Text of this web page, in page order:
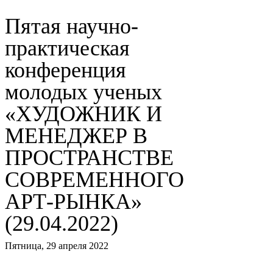
Пятая научно-
практическая
конференция
молодых ученых
«ХУДОЖНИК И
МЕНЕДЖЕР В
ПРОСТРАНСТВЕ
СОВРЕМЕННОГО
АРТ-РЫНКА»
(29.04.2022)
Пятница, 29 апреля 2022